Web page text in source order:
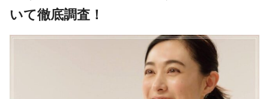
いて徹底調査！